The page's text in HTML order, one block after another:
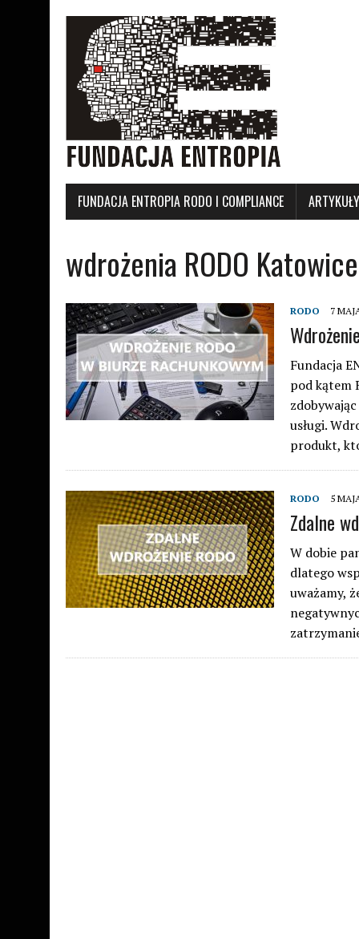
FUNDACJA ENTROPIA RODO I COMPLIANCE ARTYKUŁY
wdrożenia RODO Katowice
RODO 7
Fundacja
pod kątem
usługi.
produkt,
RODO 5
Zdalne
W dobie
dlatego
uważamy,